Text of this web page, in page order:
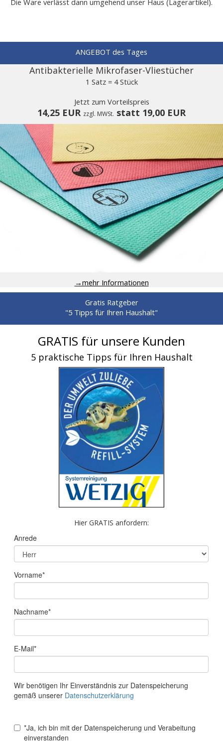
ANGEBOT des Tages
Antibakterielle Mikrofaser-Vliestücher
1 Satz = 4 Stück
Jetzt zum Vorteilspreis
14,25 EUR zzgl. MWSt. statt 19,00 EUR
→mehr Informationen
Gratis Ratgeber
"5 Tipps für Ihren Haushalt"
GRATIS für unsere Kunden
5 praktische Tipps für Ihren Haushalt
Hier GRATIS anfordern: